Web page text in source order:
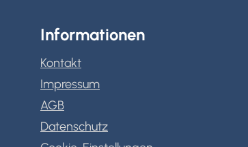
Informationen
Kontakt
Impressum
AGB
Datenschutz